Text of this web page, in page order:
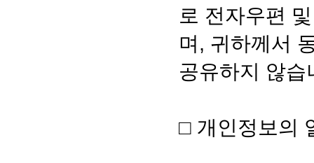
로 전자우편
며, 귀하께서
공유하지 않습
□ 개인정보의